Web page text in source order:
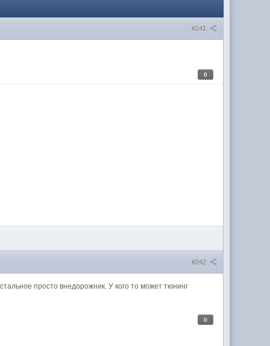
#241
0
#242
просто внедорожник. У кого то может тюнинг
0